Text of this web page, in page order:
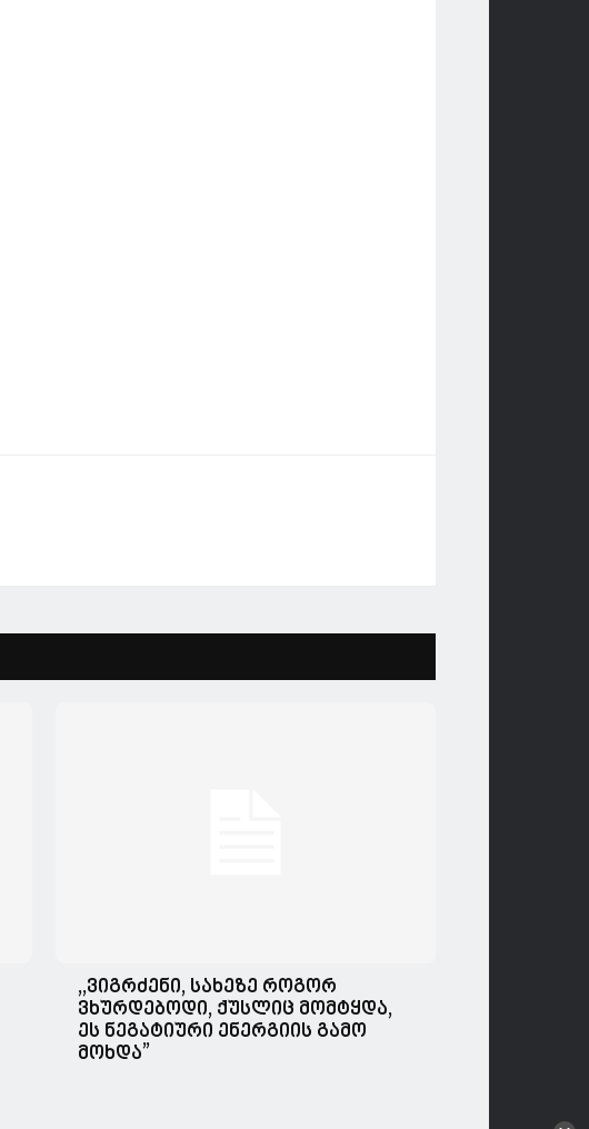
,,ვიგრძენი, სახეზე როგორ
ვხურდებოდი, ქუსლიც მომტყდა,
ეს ნეგატიური ენერგიის გამო
მოხდა”